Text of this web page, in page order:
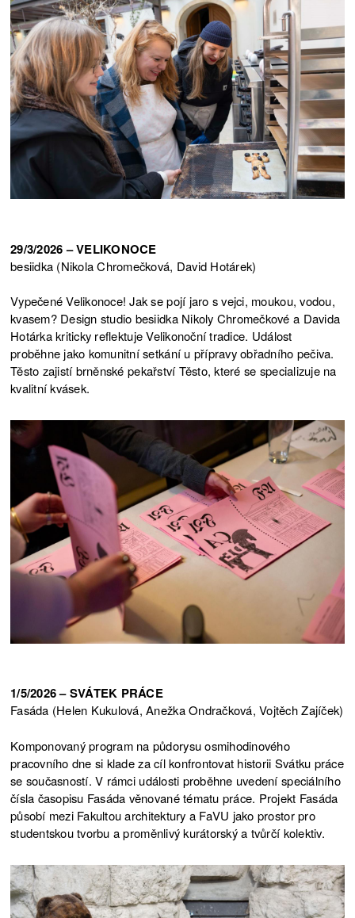
29/3/2026 – VELIKONOCE
besiidka (Nikola Chromečková, David Hotárek)
Vypečené Velikonoce! Jak se pojí jaro s vejci, moukou, vodou,
kvasem? Design studio besiidka Nikoly Chromečkové a Davida
Hotárka kriticky reflektuje Velikonoční tradice. Událost
proběhne jako komunitní setkání u přípravy obřadního pečiva.
Těsto zajistí brněnské pekařství Těsto, které se specializuje na
kvalitní kvásek.
1/5/2026 – SVÁTEK PRÁCE
Fasáda (Helen Kukulová, Anežka Ondračková, Vojtěch Zajíček)
Komponovaný program na půdorysu osmihodinového
pracovního dne si klade za cíl konfrontovat historii Svátku práce
se současností. V rámci události proběhne uvedení speciálního
čísla časopisu Fasáda věnované tématu práce. Projekt Fasáda
působí mezi Fakultou architektury a FaVU jako prostor pro
studentskou tvorbu a proměnlivý kurátorský a tvůrčí kolektiv.